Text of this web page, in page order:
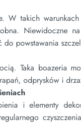
W takich
Niewidoczne
powstawania
Taka boazeria
odprysków i
i elementy